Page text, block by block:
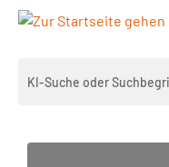
Zum Hauptinhalt springen